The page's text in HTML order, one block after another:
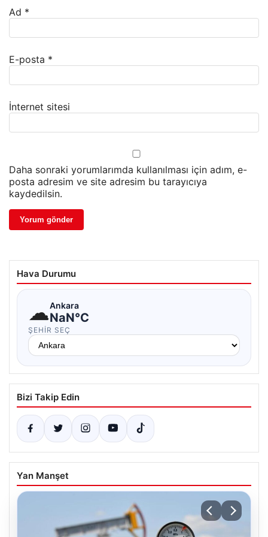
Ad *
E-posta *
İnternet sitesi
Daha sonraki yorumlarımda kullanılması için adım, e-
posta adresim ve site adresim bu tarayıcıya
kaydedilsin.
Hava Durumu
☁Ankara
NaN°C
ŞEHIR SEÇ
Bizi Takip Edin
Yan Manşet